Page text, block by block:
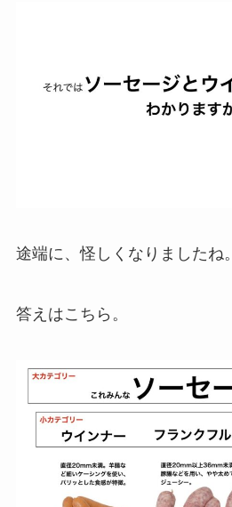
途端に、怪しくなりましたね。
答えはこちら。